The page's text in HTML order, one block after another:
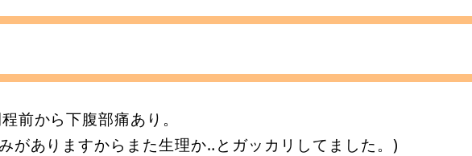
前から下腹部痛あり。
がありますからまた生理か‥とガッカリしてました。)